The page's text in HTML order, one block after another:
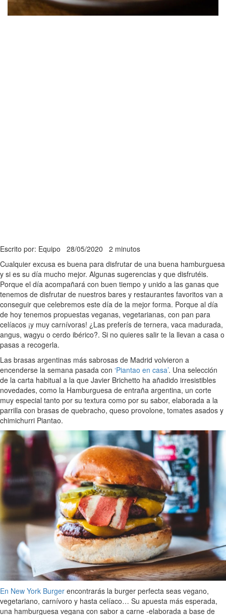
Escrito por: Equipo 28/05/2020 2 minutos
Cualquier excusa es buena para disfrutar de una buena hamburguesa
y si es su día mucho mejor. Algunas sugerencias y que disfrutéis.
Porque el día acompañará con buen tiempo y unido a las ganas que
tenemos de disfrutar de nuestros bares y restaurantes favoritos van a
conseguir que celebremos este día de la mejor forma. Porque al día
de hoy tenemos propuestas veganas, vegetarianas, con pan para
celíacos ¡y muy carnívoras! ¿Las preferís de ternera, vaca madurada,
angus, wagyu o cerdo ibérico?. Si no quieres salir te la llevan a casa o
pasas a recogerla.
Las brasas argentinas más sabrosas de Madrid volvieron a
encenderse la semana pasada con ‘Piantao en casa’. Una selección
de la carta habitual a la que Javier Brichetto ha añadido irresistibles
novedades, como la Hamburguesa de entraña argentina, un corte
muy especial tanto por su textura como por su sabor, elaborada a la
parrilla con brasas de quebracho, queso provolone, tomates asados y
chimichurri Piantao.
En New York Burger encontrarás la burger perfecta seas vegano,
vegetariano, carnívoro y hasta celíaco… Su apuesta más esperada,
una hamburguesa vegana con sabor a carne -elaborada a base de